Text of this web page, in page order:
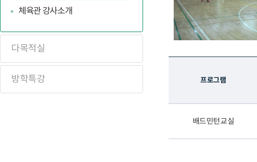
체육관 강사소개
다목적실
방학특강 프로그램
배드민턴교실